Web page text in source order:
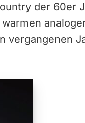
der 60er
vergangenen